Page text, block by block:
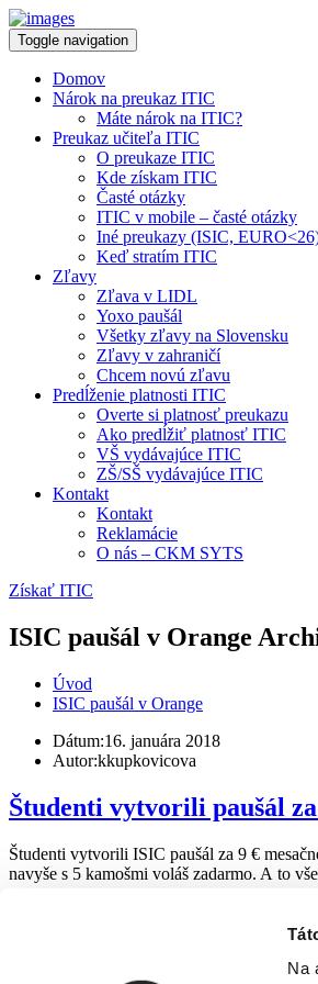
Na
Toggle navigation
Domov
Nárok na preukaz ITIC
Máte nárok na ITIC?
Preukaz učiteľa ITIC
O preukaze ITIC
Kde získam ITIC
Časté otázky
ITIC v mobile – časté otázky
Iné preukazy (ISIC,
Keď stratím ITIC
Zľavy
Zľava v LIDL
Yoxo paušál
Všetky zľavy na Slovensku
Zľavy v zahraničí
Chcem novú zľavu
Predĺženie platnosti ITIC
Overte si platnosť preukazu
Ako predĺžiť platnosť ITIC
VŠ vydávajúce ITIC
ZŠ/SŠ vydávajúce ITIC
Kontakt
Kontakt
Reklamácie
O nás – CKM SYTS
Získať ITIC
ISIC paušál v Orange
Úvod
ISIC paušál v Orange
Dátum:16. januára 2018
Autor:kkupkovicova
Študenti vytvorili paušál
Študenti vytvorili ISIC paušál za 9 €
navyše s 5 kamošmi voláš zadarmo. A to